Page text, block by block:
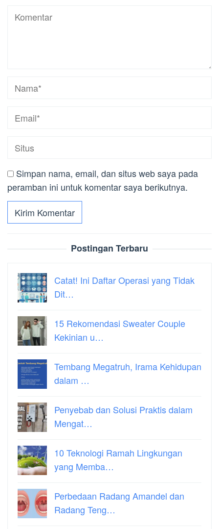
Simpan nama, email, dan situs web saya pada
peramban ini untuk komentar saya berikutnya.
Postingan Terbaru
Catat! Ini Daftar Operasi yang Tidak
Dit…
15 Rekomendasi Sweater Couple
Kekinian u…
Tembang Megatruh, Irama Kehidupan
dalam …
Penyebab dan Solusi Praktis dalam
Mengat…
10 Teknologi Ramah Lingkungan
yang Memba…
Perbedaan Radang Amandel dan
Radang Teng…